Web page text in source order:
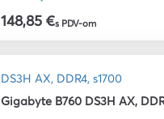
148,85 €s PDV-om
Gigabyte B760 DS3H AX,